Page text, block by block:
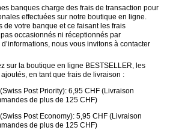
banques charge des frais de transaction pour
effectuées sur notre boutique en ligne.
de votre banque et ce faisant les frais
occasionnés ni réceptionnés par
nous vous invitons à contacter
sur la boutique en ligne BESTSELLER, les
en tant que frais de livraison :
Post Priority): 6,95 CHF (Livraison
de plus de 125 CHF)
Post Economy): 5,95 CHF (Livraison
de plus de 125 CHF)